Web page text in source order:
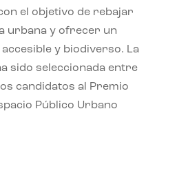
el objetivo de rebajar
urbana y ofrecer un
y biodiverso. La
sido seleccionada entre
candidatos al Premio
Público Urbano